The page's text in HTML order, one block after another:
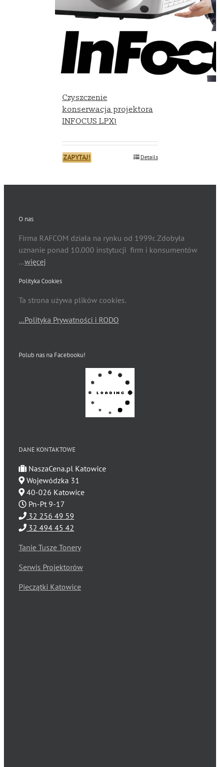
Czyszczenie
konserwacja projektora
INFOCUS LPX1
ZAPYTAJ! Details
O nas
Firma RAFCOM działa na rynku od 1999r. Zdobyła
uznanie ponad 10.000 instytucji firm i konsumentów
…więcej
Polityka Cookies
Ta strona używa plików cookies.
…Polityka Prywatności i RODO
Polub nas na Facebooku!
DANE KONTAKTOWE
NaszaCena.pl Katowice
Wojewódzka 31
40-026 Katowice
Pn-Pt 9-17
32 256 49 59
32 494 45 42
Tanie Tusze Tonery
Serwis Projektorów
Pieczątki Katowice